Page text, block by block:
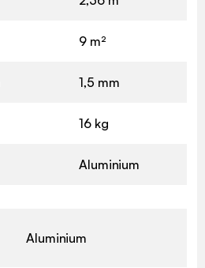
9 m²
1,5 mm
16 kg
Aluminium
Aluminium